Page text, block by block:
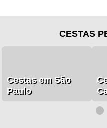
CESTAS
Cestas em São
Paulo